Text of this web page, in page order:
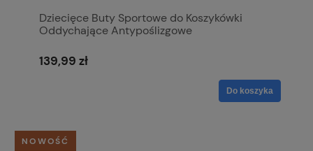
Dziecięce Buty Sportowe do Koszykówki
Oddychające Antypoślizgowe
139,99 zł
Do koszyka
NOWOŚĆ